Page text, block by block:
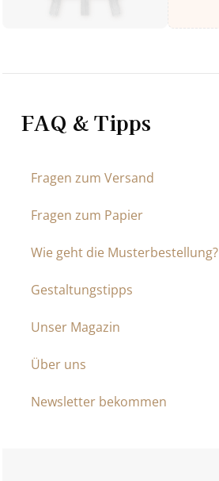
FAQ & Tipps
Fragen zum Versand
Fragen zum Papier
Wie geht die Musterbestellung?
Gestaltungstipps
Unser Magazin
Über uns
Newsletter bekommen